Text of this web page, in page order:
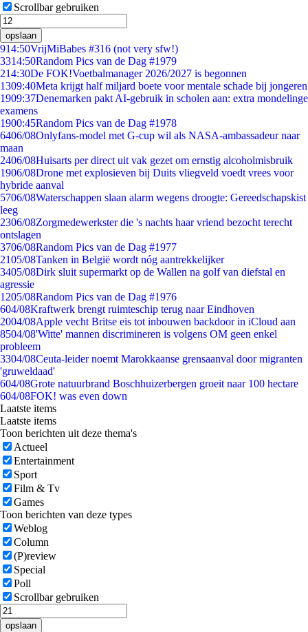
Scrollbar gebruiken
opslaan
914:50VrijMiBabes #316 (not very sfw!)
3314:50Random Pics van de Dag #1979
214:30De FOK!Voetbalmanager 2026/2027 is begonnen
1309:40Meta krijgt half miljard boete voor mentale schade bij jongeren
1909:37Denemarken pakt AI-gebruik in scholen aan: extra mondelinge
examens
1900:45Random Pics van de Dag #1978
6406/08Onlyfans-model met G-cup wil als NASA-ambassadeur naar
maan
2406/08Huisarts per direct uit vak gezet om ernstig alcoholmisbruik
1906/08Drone met explosieven bij Duits vliegveld voedt vrees voor
hybride aanval
5706/08Waterschappen slaan alarm wegens droogte: Gereedschapskist
leeg
2306/08Zorgmedewerkster die 's nachts haar vriend bezocht terecht
ontslagen
3706/08Random Pics van de Dag #1977
2105/08Tanken in België wordt nóg aantrekkelijker
3405/08Dirk sluit supermarkt op de Wallen na golf van diefstal en
agressie
1205/08Random Pics van de Dag #1976
604/08Kraftwerk brengt ruimteschip terug naar Eindhoven
2004/08Apple vecht Britse eis tot inbouwen backdoor in iCloud aan
8504/08'Witte' mannen discrimineren is volgens OM geen enkel
probleem
3304/08Ceuta-leider noemt Marokkaanse grensaanval door migranten
'gruweldaad'
604/08Grote natuurbrand Boschhuizerbergen groeit naar 100 hectare
604/08FOK! was even down
Laatste items
Laatste items
Toon berichten uit deze thema's
Actueel
Entertainment
Sport
Film & Tv
Games
Toon berichten van deze types
Weblog
Column
(P)review
Special
Poll
Scrollbar gebruiken
opslaan